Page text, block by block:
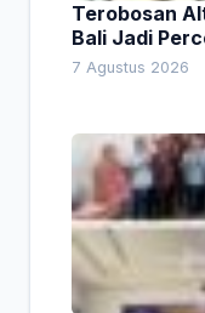
Terobosan
Bali Jadi
Pembiayaan
7 Agustus 2026